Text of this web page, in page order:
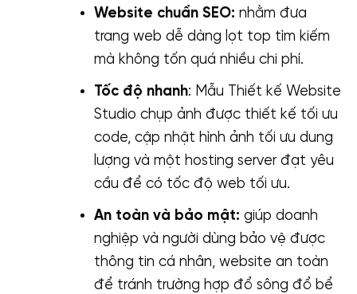
Website chuẩn SEO: nhằm đưa
trang web dễ dàng lọt top tìm kiếm
mà không tốn quá nhiều chi phí.
Tốc độ nhanh: Mẫu Thiết kế Website
Studio chụp ảnh được thiết kế tối ưu
code, cập nhật hình ảnh tối ưu dung
lượng và một hosting server đạt yêu
cầu để có tốc độ web tối ưu.
An toàn và bảo mật: giúp doanh
nghiệp và người dùng bảo vệ được
thông tin cá nhân, website an toàn
để tránh trường hợp đổ sông đổ bể